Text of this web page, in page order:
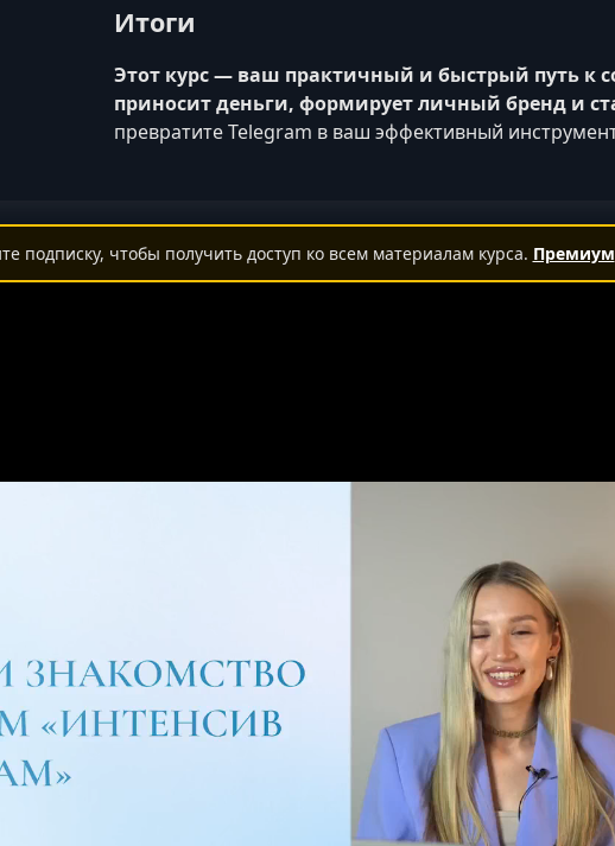
Итоги
Этот курс — ваш практичный и быстрый путь к
приносит деньги, формирует личный бренд и
превратите Telegram в ваш эффективный
подписку, чтобы получить доступ ко всем материалам курса. Премиум